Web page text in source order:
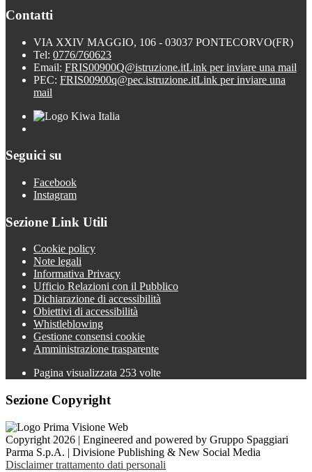
Contatti
VIA XXIV MAGGIO, 106 - 03037 PONTECORVO(FR)
Tel: 0776/760623
Email: FRIS00900Q@istruzione.itLink per inviare una mail
PEC: FRIS00900q@pec.istruzione.itLink per inviare una
mail
Seguici su
Facebook
Instagram
Sezione Link Utili
Cookie policy
Note legali
Informativa Privacy
Ufficio Relazioni con il Pubblico
Dichiarazione di accessibilità
Obiettivi di accessibilità
Whistleblowing
Gestione consensi cookie
Amministrazione trasparente
Pagina visualizzata 253 volte
Sezione Copyright
Copyright 2026 | Engineered and powered by Gruppo Spaggiari
Parma S.p.A. | Divisione Publishing & New Social Media
Disclaimer trattamento dati personali